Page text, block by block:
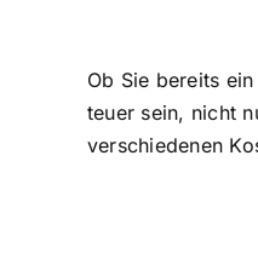
Ob Sie bereits
teuer sein, nicht
verschiedenen